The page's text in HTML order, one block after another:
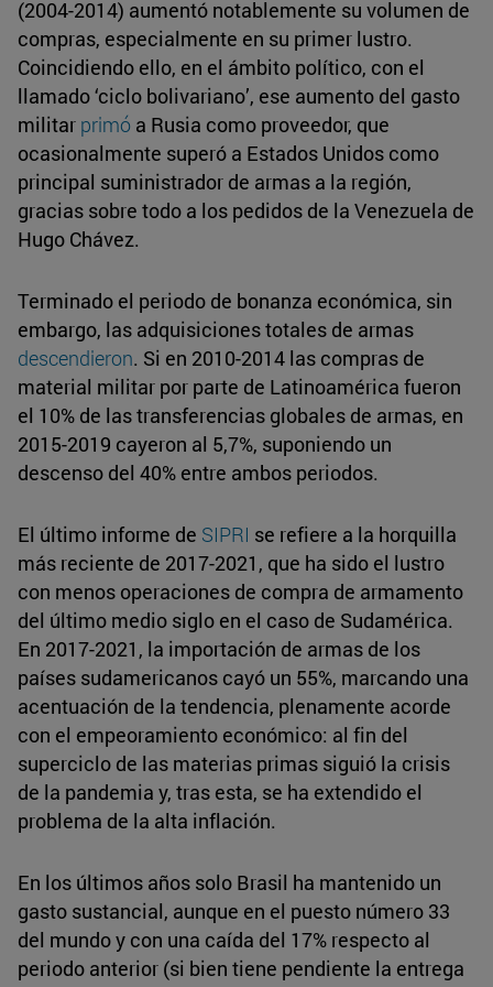
(2004-2014) aumentó notablemente su volumen de
compras, especialmente en su primer lustro.
Coincidiendo ello, en el ámbito político, con el
llamado ‘ciclo bolivariano’, ese aumento del gasto
militar primó a Rusia como proveedor, que
ocasionalmente superó a Estados Unidos como
principal suministrador de armas a la región,
gracias sobre todo a los pedidos de la Venezuela de
Hugo Chávez.
Terminado el periodo de bonanza económica, sin
embargo, las adquisiciones totales de armas
descendieron. Si en 2010-2014 las compras de
material militar por parte de Latinoamérica fueron
el 10% de las transferencias globales de armas, en
2015-2019 cayeron al 5,7%, suponiendo un
descenso del 40% entre ambos periodos.
El último informe de SIPRI se refiere a la horquilla
más reciente de 2017-2021, que ha sido el lustro
con menos operaciones de compra de armamento
del último medio siglo en el caso de Sudamérica.
En 2017-2021, la importación de armas de los
países sudamericanos cayó un 55%, marcando una
acentuación de la tendencia, plenamente acorde
con el empeoramiento económico: al fin del
superciclo de las materias primas siguió la crisis
de la pandemia y, tras esta, se ha extendido el
problema de la alta inflación.
En los últimos años solo Brasil ha mantenido un
gasto sustancial, aunque en el puesto número 33
del mundo y con una caída del 17% respecto al
periodo anterior (si bien tiene pendiente la entrega